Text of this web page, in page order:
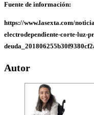
Fuente de información:
https://www.lasexta.com/
electrodependiente-corte-luz-
Autor